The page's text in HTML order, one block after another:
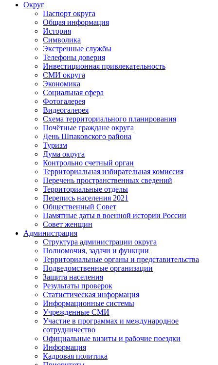
Округ
Паспорт округа
Общая информация
История
Символика
Экстренные службы
Телефоны доверия
Инвестиционная привлекательность
СМИ округа
Экономика
Социальная сфера
Фотогалерея
Видеогалерея
Схема территориального планирования
Почётные граждане округа
День Шпаковского района
Туризм
Дума округа
Контрольно счетный орган
Территориальная избирательная комиссия
Перечень пространственных сведений
Территориальные отделы
Перепись населения 2021
Общественный Совет
Памятные даты в военной истории России
Совет женщин
Администрация
Структура администрации округа
Полномочия, задачи и функции
Территориальные органы и представительства
Подведомственные организации
Защита населения
Результаты проверок
Статистическая информация
Информационные системы
Учрежденные СМИ
Участие в программах и международное
сотрудничество
Официальные визиты и рабочие поездки
Информация
Кадровая политика